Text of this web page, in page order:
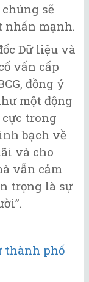
sẽ
nhấn mạnh.
Dữ liệu và
vấn cấp
đồng ý
một động
trong
bạch về
và cho
vẫn cảm
trọng là sự
thành phố